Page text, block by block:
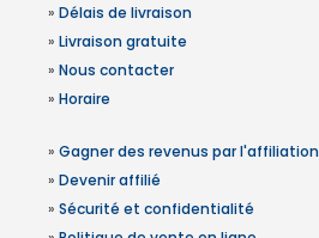
» Délais de livraison
» Livraison gratuite
» Nous contacter
» Horaire
» Gagner des revenus par l'affiliation
» Devenir affilié
» Sécurité et confidentialité